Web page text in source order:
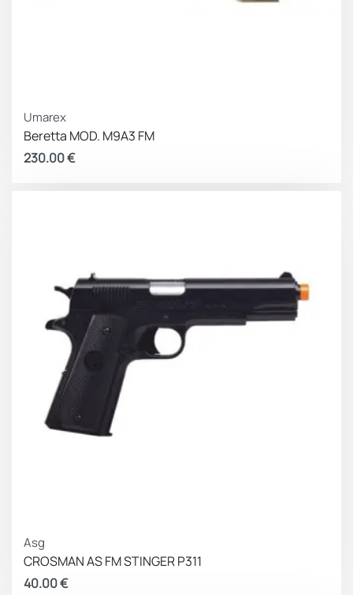
Umarex
Beretta MOD. M9A3 FM
230.00€
Asg
CROSMAN AS FM STINGER P311
40.00€